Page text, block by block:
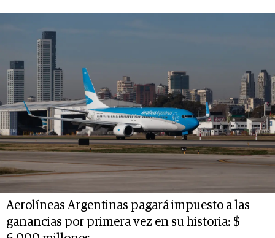
Aerolíneas Argentinas pagará impuesto a las
ganancias por primera vez en su historia: $